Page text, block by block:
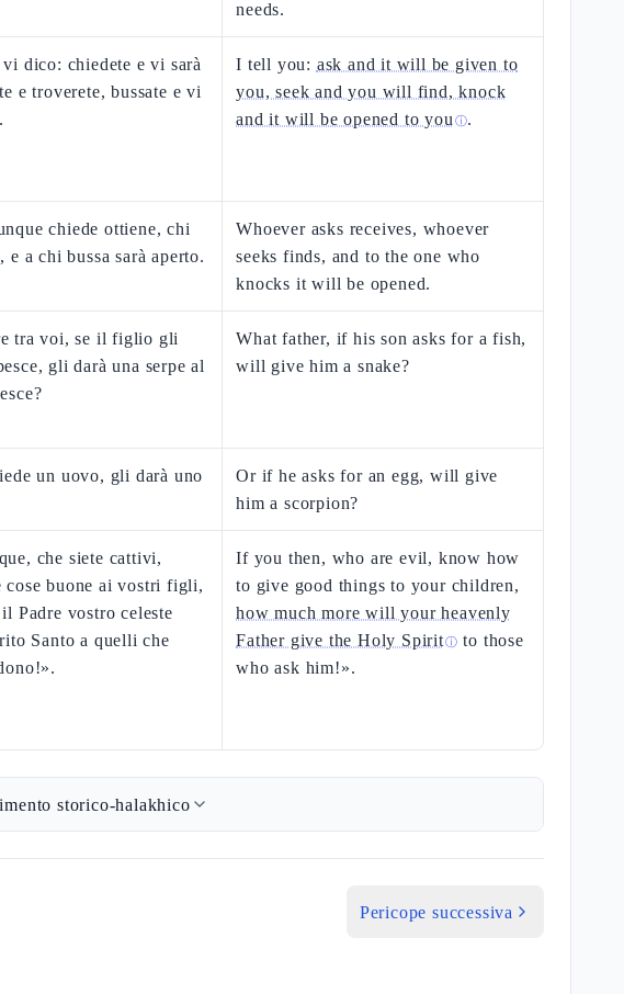
needs.
dico: chiedete e vi sarà
e troverete, bussate e vi
I tell you: ask and it will be given to
you, seek and you will find, knock
and it will be opened to you ⓘ.
chiede ottiene, chi
e a chi bussa sarà aperto.
Whoever asks receives, whoever
seeks finds, and to the one who
knocks it will be opened.
tra voi, se il figlio gli
gli darà una serpe al
What father, if his son asks for a fish,
will give him a snake?
un uovo, gli darà uno
Or if he asks for an egg, will give
him a scorpion?
che siete cattivi,
cose buone ai vostri figli,
Padre vostro celeste
Santo a quelli che
If you then, who are evil, know how
to give good things to your children,
how much more will your heavenly
Father give the Holy Spiritⓘ to those
who ask him!».
storico-halakhico
Pericope successiva